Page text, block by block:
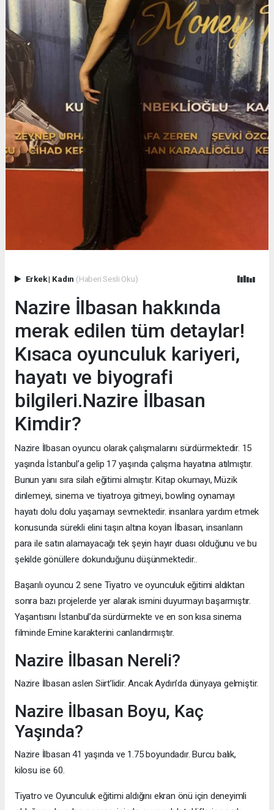
Erkek| Kadın (Haberi Sesli Oku)
Nazire İlbasan hakkında
merak edilen tüm detaylar!
Kısaca oyunculuk kariyeri,
hayatı ve biyografi
bilgileri.Nazire İlbasan
Kimdir?
Nazire İlbasan oyuncu olarak çalışmalarını sürdürmektedir. 15
yaşında İstanbul’a gelip 17 yaşında çalışma hayatına atılmıştır.
Bunun yanı sıra silah eğitimi almıştır. Kitap okumayı, Müzik
dinlemeyi, sinema ve tiyatroya gitmeyi, bowling oynamayı
hayatı dolu dolu yaşamayı sevmektedir. insanlara yardım etmek
konusunda sürekli elini taşın altına koyan İlbasan, insanların
para ile satın alamayacağı tek şeyin hayır duası olduğunu ve bu
şekilde gönüllere dokunduğunu düşünmektedir..
Başarılı oyuncu 2 sene Tiyatro ve oyunculuk eğitimi aldıktan
sonra bazı projelerde yer alarak ismini duyurmayı başarmıştır.
Yaşantısını İstanbul’da sürdürmekte ve en son kısa sinema
filminde Emine karakterini canlandırmıştır.
Nazire İlbasan Nereli?
Nazire İlbasan aslen Siirt’lidir. Ancak Aydın’da dünyaya gelmiştir.
Nazire İlbasan Boyu, Kaç
Yaşında?
Nazire İlbasan 41 yaşında ve 1.75 boyundadır. Burcu balık,
kilosu ise 60.
Tiyatro ve Oyunculuk eğitimi aldığını ekran önü için deneyimli